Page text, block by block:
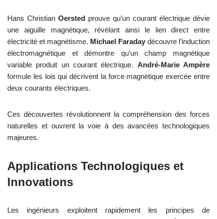
Hans Christian Oersted prouve qu’un courant électrique dévie
une aiguille magnétique, révélant ainsi le lien direct entre
électricité et magnétisme. Michael Faraday découvre l’induction
électromagnétique et démontre qu’un champ magnétique
variable produit un courant électrique. André-Marie Ampère
formule les lois qui décrivent la force magnétique exercée entre
deux courants électriques.
Ces découvertes révolutionnent la compréhension des forces
naturelles et ouvrent la voie à des avancées technologiques
majeures.
Applications Technologiques et
Innovations
Les ingénieurs exploitent rapidement les principes de